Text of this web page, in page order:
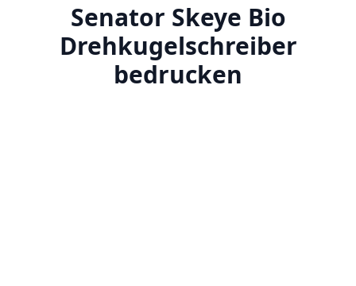
Senator Skeye Bio
Drehkugelschreiber
bedrucken